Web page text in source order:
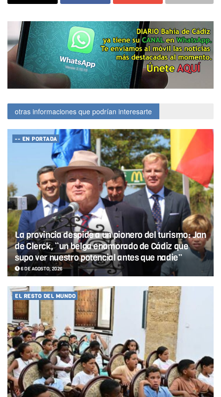
otras informaciones que podrían interesarte
-- EN PORTADA
La provincia despide a un pionero del turismo: Jan
de Clerck, “un belga enamorado de Cádiz que
supo ver nuestro potencial antes que nadie”
6 DE AGOSTO, 2026
EL RESTO DEL MUNDO